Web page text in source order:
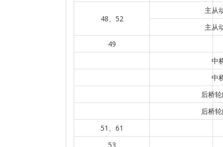
48、52
主从
主从
49
中
中
后桥
后桥
51、61
53